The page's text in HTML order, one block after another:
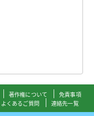
著作権について
免責事項
よくあるご質問 連絡先一覧